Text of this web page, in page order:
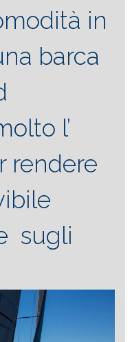
in
barca
l’
rendere
sugli